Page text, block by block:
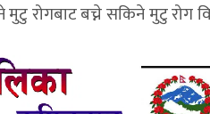
रोगबाट बच्ने सकिने मुटु रोग